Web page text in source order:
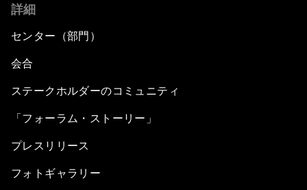
詳細
センター（部門）
会合
ステークホルダーのコミュニティ
「フォーラム・ストーリー」
プレスリリース
フォトギャラリー